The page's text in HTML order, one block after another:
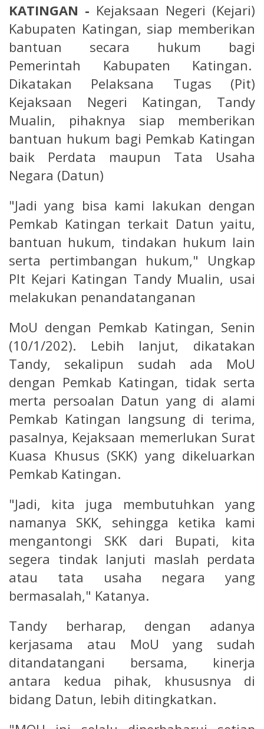
KATINGAN - Kejaksaan Negeri (Kejari)
Kabupaten Katingan, siap memberikan
bantuan secara hukum bagi
Pemerintah Kabupaten Katingan.
Dikatakan Pelaksana Tugas (Pit)
Kejaksaan Negeri Katingan, Tandy
Mualin, pihaknya siap memberikan
bantuan hukum bagi Pemkab Katingan
baik Perdata maupun Tata Usaha
Negara (Datun)
"Jadi yang bisa kami lakukan dengan
Pemkab Katingan terkait Datun yaitu,
bantuan hukum, tindakan hukum lain
serta pertimbangan hukum," Ungkap
Plt Kejari Katingan Tandy Mualin, usai
melakukan penandatanganan
MoU dengan Pemkab Katingan, Senin
(10/1/202). Lebih lanjut, dikatakan
Tandy, sekalipun sudah ada MoU
dengan Pemkab Katingan, tidak serta
merta persoalan Datun yang di alami
Pemkab Katingan langsung di terima,
pasalnya, Kejaksaan memerlukan Surat
Kuasa Khusus (SKK) yang dikeluarkan
Pemkab Katingan.
"Jadi, kita juga membutuhkan yang
namanya SKK, sehingga ketika kami
mengantongi SKK dari Bupati, kita
segera tindak lanjuti maslah perdata
atau tata usaha negara yang
bermasalah," Katanya.
Tandy berharap, dengan adanya
kerjasama atau MoU yang sudah
ditandatangani bersama, kinerja
antara kedua pihak, khususnya di
bidang Datun, lebih ditingkatkan.